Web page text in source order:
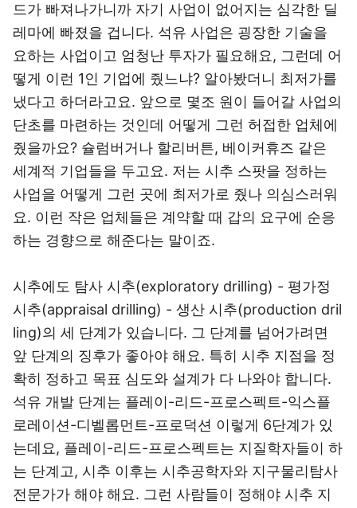
드가 빠져나가니까 자기 사업이 없어지는 심각한 딜
레마에 빠졌을 겁니다. 석유 사업은 굉장한 기술을
요하는 사업이고 엄청난 투자가 필요해요, 그런데 어
떻게 이런 1인 기업에 줬느냐? 알아봤더니 최저가를
냈다고 하더라고요. 앞으로 몇조 원이 들어갈 사업의
단초를 마련하는 것인데 어떻게 그런 허접한 업체에
줬을까요? 슐럼버거나 할리버튼, 베이커휴즈 같은
세계적 기업들을 두고요. 저는 시추 스팟을 정하는
사업을 어떻게 그런 곳에 최저가로 줬나 의심스러워
요. 이런 작은 업체들은 계약할 때 갑의 요구에 순응
하는 경향으로 해준다는 말이죠.
시추에도 탐사 시추(exploratory drilling) - 평가정
시추(appraisal drilling) - 생산 시추(production dril
ling)의 세 단계가 있습니다. 그 단계를 넘어가려면
앞 단계의 징후가 좋아야 해요. 특히 시추 지점을 정
확히 정하고 목표 심도와 설계가 다 나와야 합니다.
석유 개발 단계는 플레이-리드-프로스펙트-익스플
로레이션-디벨롭먼트-프로덕션 이렇게 6단계가 있
는데요, 플레이-리드-프로스펙트는 지질학자들이 하
는 단계고, 시추 이후는 시추공학자와 지구물리탐사
전문가가 해야 해요. 그런 사람들이 정해야 시추 지